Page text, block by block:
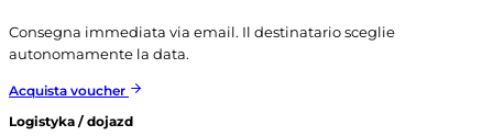
Consegna immediata via email. Il destinatario sceglie
autonomamente la data.
Acquista voucher
Logistyka / dojazd